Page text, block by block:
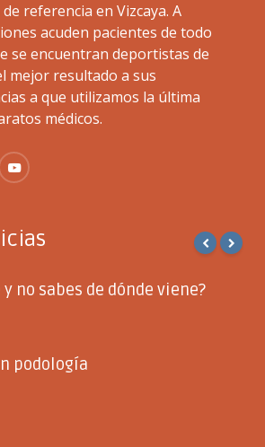
referencia en Vizcaya. A
acuden pacientes de todo
se encuentran deportistas de
mejor resultado a sus
a que utilizamos la última
médicos.
no sabes de dónde viene?
podología